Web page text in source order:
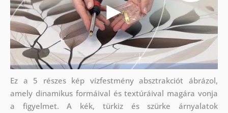
Ez a 5 részes kép vízfestmény absztrakciót ábrázol,
amely dinamikus formáival és textúráival magára vonja
a figyelmet. A kék, türkiz és szürke árnyalatok